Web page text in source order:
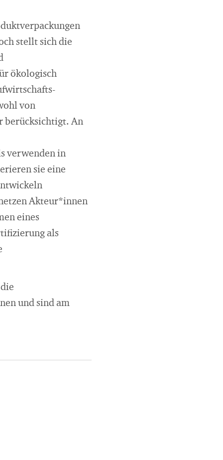
stellt sich die
ökologisch
von
berücksichtigt. An
verwenden in
sie eine
Akteur*innen
eines
als
und sind am